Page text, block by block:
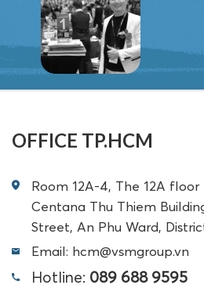
OFFICE TP.HCM
Room 12A-4, The 12A
Centana Thu Thiem
Street, An Phu Ward,
Email: hcm@vsmgroup.vn
Hotline: 089 688 9595